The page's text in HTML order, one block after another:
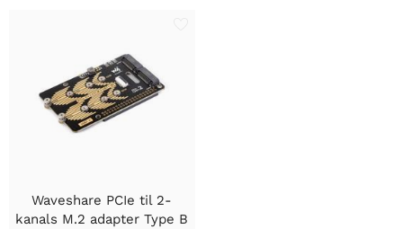
Waveshare PCIe til 2-
kanals M.2 adapter Type B